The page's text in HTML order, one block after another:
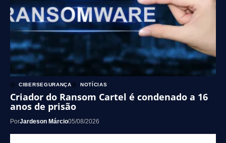
CIBERSEGURANÇA NOTÍCIAS
Criador do Ransom Cartel é condenado a 16
anos de prisão
PorJardeson Márcio05/08/2026